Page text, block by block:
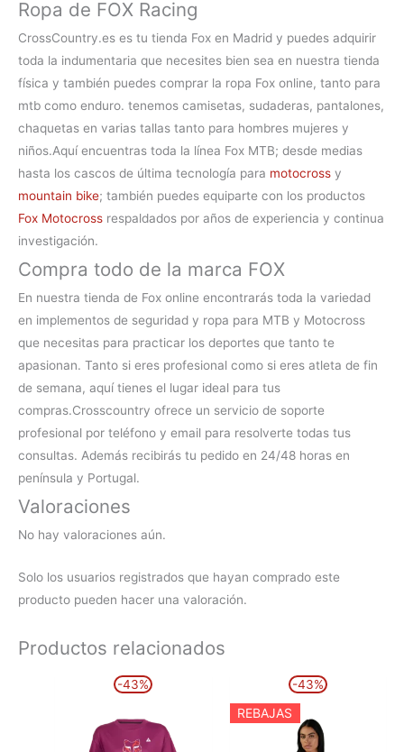
Ropa de FOX Racing
CrossCountry.es es tu tienda Fox en Madrid y puedes adquirir
toda la indumentaria que necesites bien sea en nuestra tienda
física y también puedes comprar la ropa Fox online, tanto para
mtb como enduro. tenemos camisetas, sudaderas, pantalones,
chaquetas en varias tallas tanto para hombres mujeres y
niños.Aquí encuentras toda la línea Fox MTB; desde medias
hasta los cascos de última tecnología para motocross y
mountain bike; también puedes equiparte con los productos
Fox Motocross respaldados por años de experiencia y continua
investigación.
Compra todo de la marca FOX
En nuestra tienda de Fox online encontrarás toda la variedad
en implementos de seguridad y ropa para MTB y Motocross
que necesitas para practicar los deportes que tanto te
apasionan. Tanto si eres profesional como si eres atleta de fin
de semana, aquí tienes el lugar ideal para tus
compras.Crosscountry ofrece un servicio de soporte
profesional por teléfono y email para resolverte todas tus
consultas. Además recibirás tu pedido en 24/48 horas en
península y Portugal.
Valoraciones
No hay valoraciones aún.
Solo los usuarios registrados que hayan comprado este
producto pueden hacer una valoración.
Productos relacionados
-43%
precio
34,99€.19,99€.
múltiples
-43%
REBAJAS
precio
original
69,99€.